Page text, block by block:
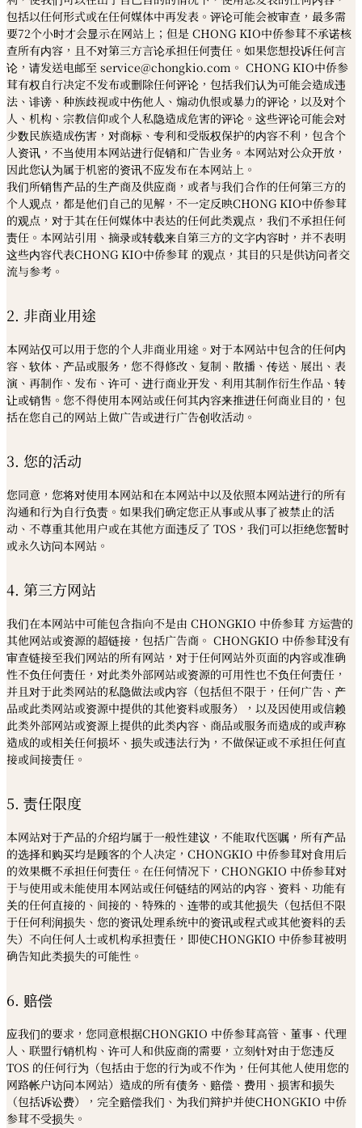
包括以任何形式或在任何媒体中再发表。评论可能会被审查，最多需
要72个小时才会显示在网站上；但是 CHONG KIO中侨参茸不承诺核
查所有内容，且不对第三方言论承担任何责任。如果您想投诉任何言
论，请发送电邮至 service@chongkio.com。 CHONG KIO中侨参
茸有权自行决定不发布或删除任何评论，包括我们认为可能会造成违
法、诽谤、种族歧视或中伤他人、煽动仇恨或暴力的评论，以及对个
人、机构、宗教信仰或个人私隐造成危害的评论。这些评论可能会对
少数民族造成伤害，对商标、专利和受版权保护的内容不利，包含个
人资讯，不当使用本网站进行促销和广告业务。本网站对公众开放，
因此您认为属于机密的资讯不应发布在本网站上。
我们所销售产品的生产商及供应商，或者与我们合作的任何第三方的
个人观点，都是他们自己的见解，不一定反映CHONG KIO中侨参茸
的观点，对于其在任何媒体中表达的任何此类观点，我们不承担任何
责任。本网站引用、摘录或转载来自第三方的文字内容时，并不表明
这些内容代表CHONG KIO中侨参茸 的观点，其目的只是供访问者交
流与参考。
2. 非商业用途
本网站仅可以用于您的个人非商业用途。对于本网站中包含的任何内
容、软体、产品或服务，您不得修改、复制、散播、传送、展出、表
演、再制作、发布、许可、进行商业开发、利用其制作衍生作品、转
让或销售。您不得使用本网站或任何其内容来推进任何商业目的，包
括在您自己的网站上做广告或进行广告创收活动。
3. 您的活动
您同意，您将对使用本网站和在本网站中以及依照本网站进行的所有
沟通和行为自行负责。如果我们确定您正从事或从事了被禁止的活
动、不尊重其他用户或在其他方面违反了 TOS，我们可以拒绝您暂时
或永久访问本网站。
4. 第三方网站
我们在本网站中可能包含指向不是由 CHONGKIO 中侨参茸 方运营的
其他网站或资源的超链接，包括广告商。 CHONGKIO 中侨参茸没有
审查链接至我们网站的所有网站，对于任何网站外页面的内容或准确
性不负任何责任，对此类外部网站或资源的可用性也不负任何责任，
并且对于此类网站的私隐做法或内容（包括但不限于，任何广告、产
品或此类网站或资源中提供的其他资料或服务），以及因使用或信赖
此类外部网站或资源上提供的此类内容、商品或服务而造成的或声称
造成的或相关任何损坏、损失或违法行为，不做保证或不承担任何直
接或间接责任。
5. 责任限度
本网站对于产品的介绍均属于一般性建议，不能取代医嘱，所有产品
的选择和购买均是顾客的个人决定，CHONGKIO 中侨参茸对食用后
的效果概不承担任何责任。在任何情况下，CHONGKIO 中侨参茸对
于与使用或未能使用本网站或任何链结的网站的内容、资料、功能有
关的任何直接的、间接的、特殊的、连带的或其他损失（包括但不限
于任何利润损失、您的资讯处理系统中的资讯或程式或其他资料的丢
失）不向任何人士或机构承担责任，即使CHONGKIO 中侨参茸被明
确告知此类损失的可能性。
6. 赔偿
应我们的要求，您同意根据CHONGKIO 中侨参茸高管、董事、代理
人、联盟行销机构、许可人和供应商的需要，立刻针对由于您违反
TOS 的任何行为（包括由于您的行为或不作为，任何其他人使用您的
网路帐户访问本网站）造成的所有债务、赔偿、费用、损害和损失
（包括诉讼费），完全赔偿我们、为我们辩护并使CHONGKIO 中侨
参茸不受损失。